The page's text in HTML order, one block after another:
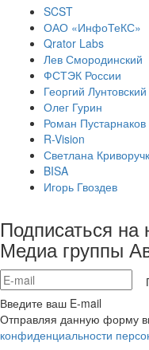
SCST
ОАО «ИнфоТеКС»
Qrator Labs
Лев Смородинский
ФСТЭК России
Георгий Лунтовский
Олег Гурин
Роман Пустарнаков
R-Vision
Светлана
BISA
Игорь Гвоздев
Подписаться на
Медиа группы
Введите ваш E-mail
Отправляя данную форму
конфиденциальности